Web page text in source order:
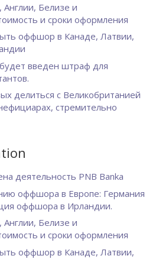
Белизе и
и сроки оформления
оффшор в Канаде, Латвии,
введен штраф для
делиться с Великобританией
стремительно
деятельность PNB Banka
оффшора в Европе: Германия
оффшора в Ирландии.
Белизе и
и сроки оформления
оффшор в Канаде, Латвии,